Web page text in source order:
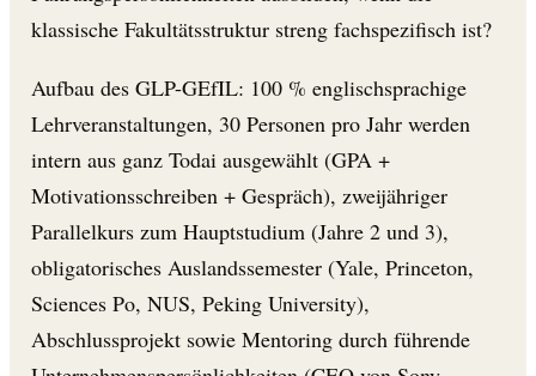
klassische Fakultätsstruktur streng fachspezifisch ist?
Aufbau des GLP-GEfIL: 100 % englischsprachige
Lehrveranstaltungen, 30 Personen pro Jahr werden
intern aus ganz Todai ausgewählt (GPA +
Motivationsschreiben + Gespräch), zweijähriger
Parallelkurs zum Hauptstudium (Jahre 2 und 3),
obligatorisches Auslandssemester (Yale, Princeton,
Sciences Po, NUS, Peking University),
Abschlussprojekt sowie Mentoring durch führende